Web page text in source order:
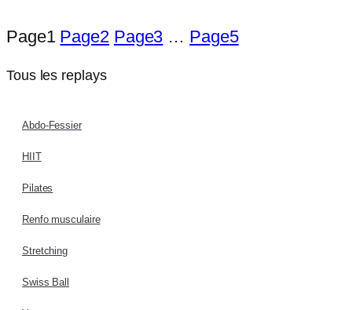
Page1 Page2 Page3 … Page5
Tous les replays
Abdo-Fessier
HIIT
Pilates
Renfo musculaire
Stretching
Swiss Ball